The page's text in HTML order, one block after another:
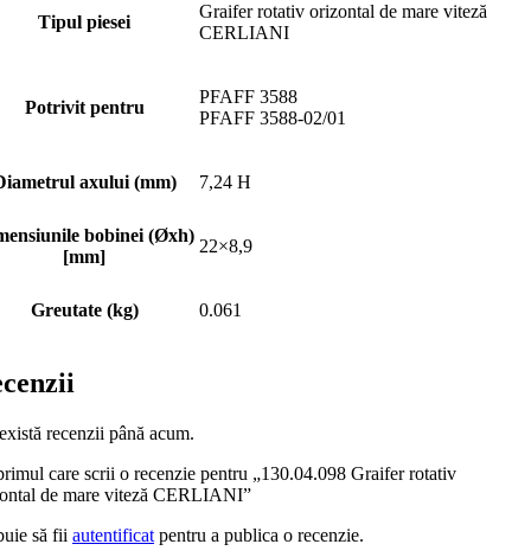
Tipul piesei
Graifer rotativ orizontal de mare viteză
CERLIANI
Potrivit pentru
PFAFF 3588
PFAFF 3588-02/01
axului (mm) 7,24 H
bobinei (Øxh)
[mm]
22×8,9
Greutate (kg) 0.061
recenzii până acum.
care scrii o recenzie pentru „130.04.098 Graifer rotativ
de mare viteză CERLIANI”
să fii autentificat pentru a publica o recenzie.